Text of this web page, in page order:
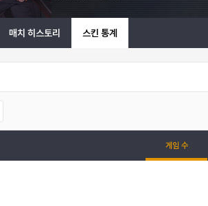
매치 히스토리 스킨 통계
게임 수